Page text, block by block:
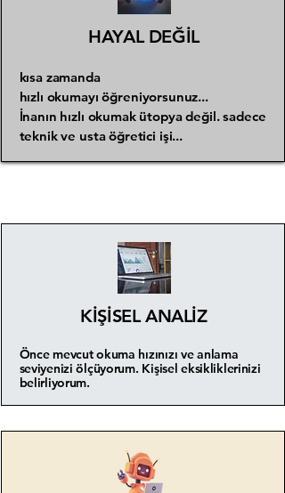
HAYAL DEĞİL
kısa zamanda
hızlı okumayı öğreniyorsunuz...
İnanın hızlı okumak ütopya değil. sadece
teknik ve usta öğretici işi...
KİŞİSEL ANALİZ
Önce mevcut okuma hızınızı ve anlama
seviyenizi ölçüyorum. Kişisel eksikliklerinizi
belirliyorum.